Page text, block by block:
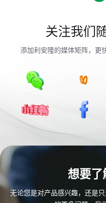
关注我们
添加利安隆的媒体矩阵，更
想要了
无论您是对产品感兴趣，还是